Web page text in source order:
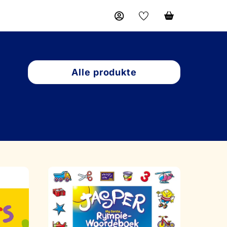
Alle produkte